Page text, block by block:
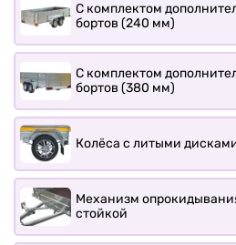
С комплектом
бортов (240 мм)
С комплектом
бортов (380 мм)
Колёса с литыми
Механизм
стойкой